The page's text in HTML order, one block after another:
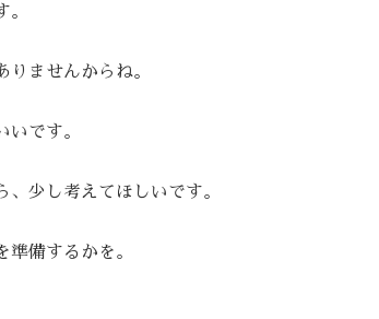
ませんからね。
です。
少し考えてほしいです。
備するかを。